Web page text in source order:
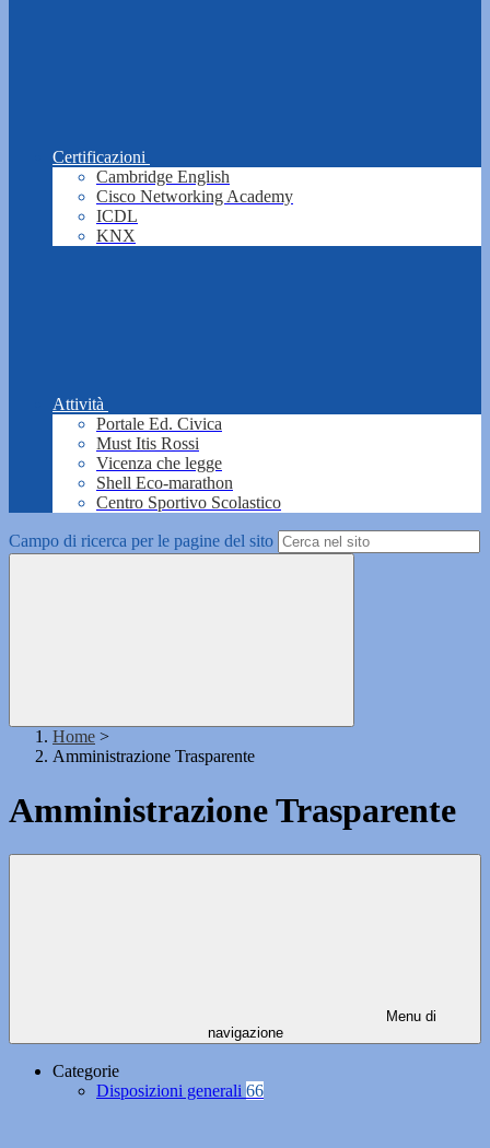
Certificazioni
Cambridge English
Cisco Networking Academy
ICDL
KNX
Attività
Portale Ed. Civica
Must Itis Rossi
Vicenza che legge
Shell Eco-marathon
Centro Sportivo Scolastico
Campo di ricerca per le pagine del sito
Home >
Amministrazione Trasparente
Amministrazione Trasparente
Menu di
navigazione
Categorie
Disposizioni generali 66